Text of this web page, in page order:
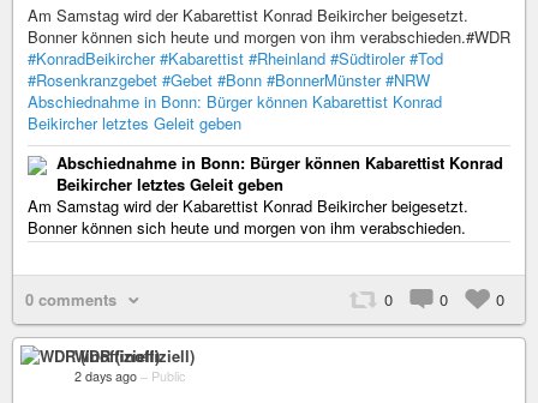
Am Samstag wird der Kabarettist Konrad Beikircher beigesetzt.
Bonner können sich heute und morgen von ihm verabschieden.#WDR
#KonradBeikircher #Kabarettist #Rheinland #Südtiroler #Tod
#Rosenkranzgebet #Gebet #Bonn #BonnerMünster #NRW
Abschiednahme in Bonn: Bürger können Kabarettist Konrad
Beikircher letztes Geleit geben
Abschiednahme in Bonn: Bürger können Kabarettist Konrad
Beikircher letztes Geleit geben
Am Samstag wird der Kabarettist Konrad Beikircher beigesetzt.
Bonner können sich heute und morgen von ihm verabschieden.
0 comments 0 0 0
WDR (inoffiziell)
2 days ago – Public